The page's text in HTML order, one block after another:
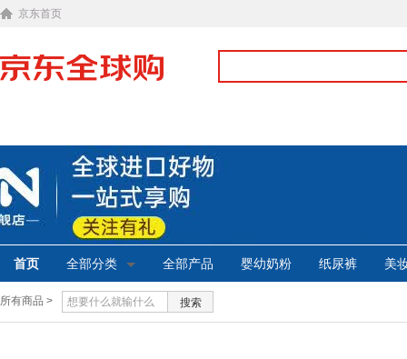
京东首页
首页 全部分类 全部产品 婴幼奶粉 纸尿裤 美
所有商品 > 搜索